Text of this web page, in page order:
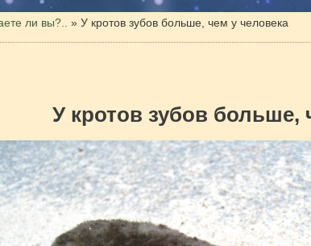
О проекте
ли вы?.. » У кротов зубов больше, чем у человека
У кротов зубов больше,